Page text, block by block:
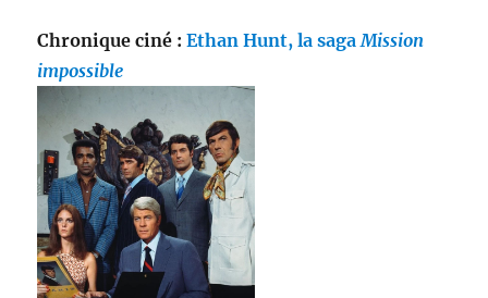
Chronique ciné :Ethan Hunt, la sagaMission
impossible